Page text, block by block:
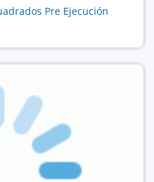
Pre Ejecución